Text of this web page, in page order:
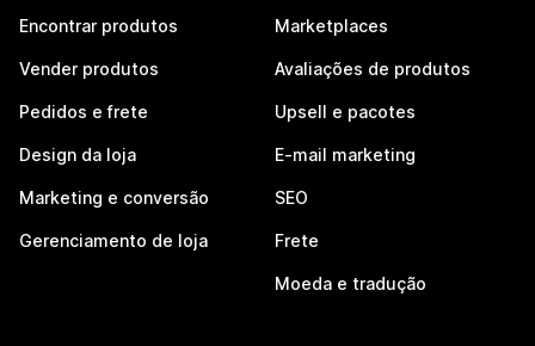
Encontrar produtos
Vender produtos
Pedidos e frete
Design da loja
Marketing e conversão
Gerenciamento de loja
Marketplaces
Avaliações de produtos
Upsell e pacotes
E-mail marketing
SEO
Frete
Moeda e tradução